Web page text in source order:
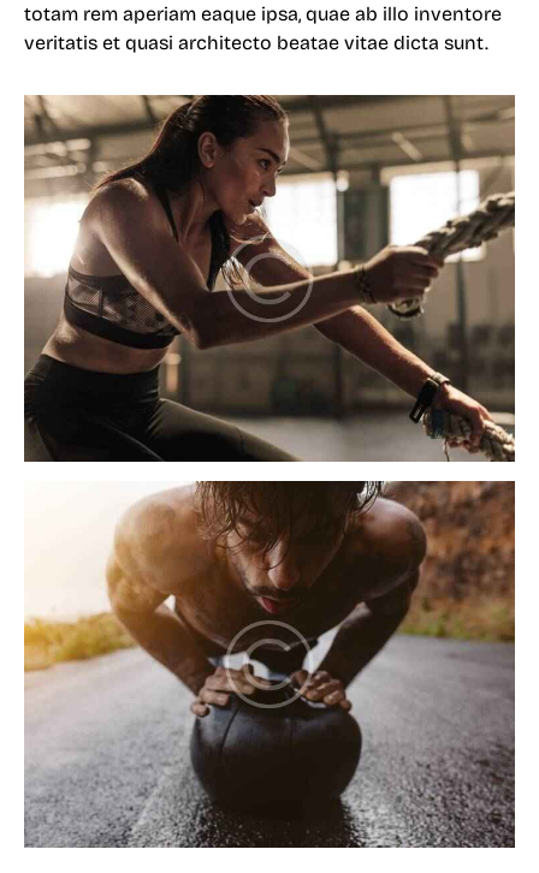
totam rem aperiam eaque ipsa, quae ab illo inventore
veritatis et quasi architecto beatae vitae dicta sunt.